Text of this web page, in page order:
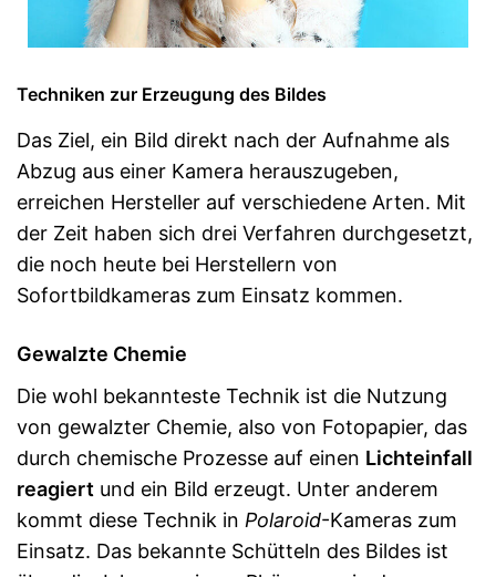
Techniken zur Erzeugung des Bildes
Das Ziel, ein Bild direkt nach der Aufnahme als
Abzug aus einer Kamera herauszugeben,
erreichen Hersteller auf verschiedene Arten. Mit
der Zeit haben sich drei Verfahren durchgesetzt,
die noch heute bei Herstellern von
Sofortbildkameras zum Einsatz kommen.
Gewalzte Chemie
Die wohl bekannteste Technik ist die Nutzung
von gewalzter Chemie, also von Fotopapier, das
durch chemische Prozesse auf einen Lichteinfall
reagiert und ein Bild erzeugt. Unter anderem
kommt diese Technik in Polaroid-Kameras zum
Einsatz. Das bekannte Schütteln des Bildes ist